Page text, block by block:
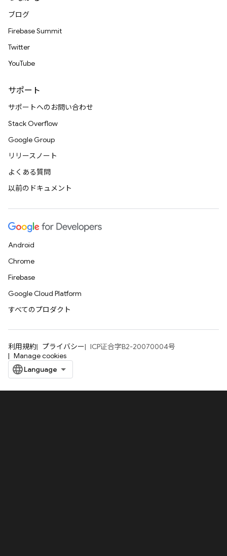
ブログ
Firebase Summit
Twitter
YouTube
サポート
サポートへのお問い合わせ
Stack Overflow
Google Group
リリースノート
よくある質問
以前のドキュメント
Android
Chrome
Firebase
Google Cloud Platform
すべてのプロダクト
利用規約 プライバシー
ICP证合字B2-20070004号
Manage cookies